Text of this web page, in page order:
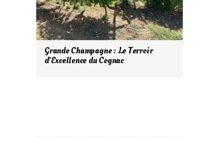
Grande Champagne : Le Terroir
d’Excellence du Cognac